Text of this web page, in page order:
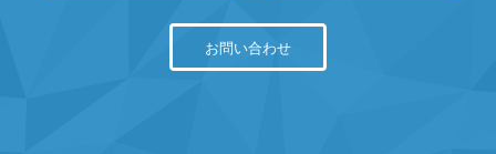
お問い合わせ